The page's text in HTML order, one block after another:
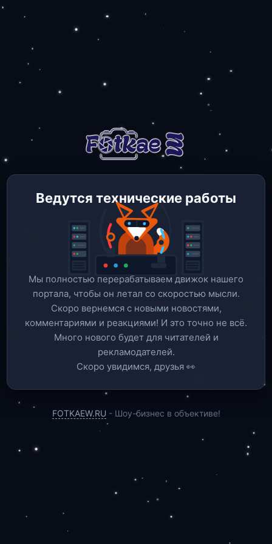
Ведутся технические работы
Мы полностью перерабатываем движок нашего
портала, чтобы он летал со скоростью мысли.
Скоро вернемся c новыми новостями,
комментариями и реакциями! И это точно не всё.
Много нового будет для читателей и
рекламодателей.
Скоро увидимся, друзья 👀
FOTKAEW.RU - Шоу-бизнес в объективе!